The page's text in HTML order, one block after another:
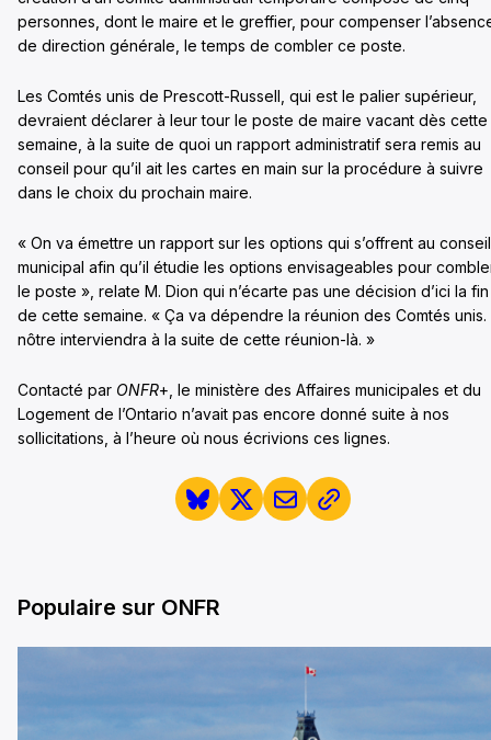
personnes, dont le maire et le greffier, pour compenser
de direction générale, le temps de combler ce poste.
Les Comtés unis de Prescott-Russell, qui est le palier supérieur,
devraient déclarer à leur tour le poste de maire vacant dès cette
semaine, à la suite de quoi un rapport administratif sera remis au
conseil pour qu’il ait les cartes en main sur la procédure à suivre
dans le choix du prochain maire.
« On va émettre un rapport sur les options qui s’offrent au conseil
municipal afin qu’il étudie les options envisageables pour
le poste », relate M. Dion qui n’écarte pas une décision d’ici la fin
de cette semaine. « Ça va dépendre la réunion des Comtés unis.
nôtre interviendra à la suite de cette réunion-là. »
Contacté par ONFR+, le ministère des Affaires municipales et du
Logement de l’Ontario n’avait pas encore donné suite à nos
sollicitations, à l’heure où nous écrivions ces lignes.
Populaire sur ONFR